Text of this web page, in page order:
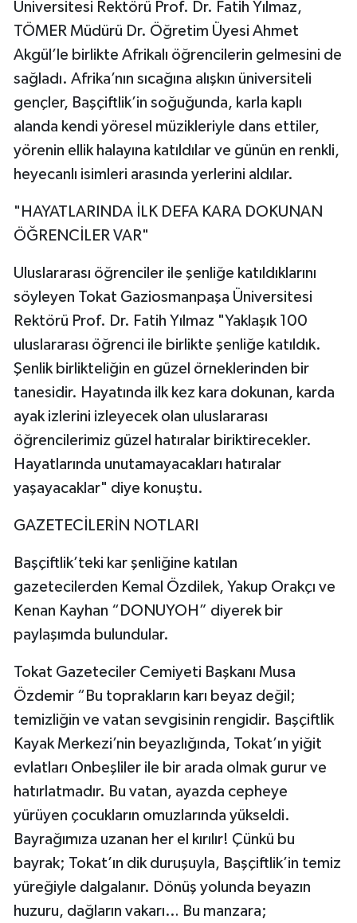
Üniversitesi Rektörü Prof. Dr. Fatih Yılmaz,
TÖMER Müdürü Dr. Öğretim Üyesi Ahmet
Akgül’le birlikte Afrikalı öğrencilerin gelmesini de
sağladı. Afrika’nın sıcağına alışkın üniversiteli
gençler, Başçiftlik’in soğuğunda, karla kaplı
alanda kendi yöresel müzikleriyle dans ettiler,
yörenin ellik halayına katıldılar ve günün en renkli,
heyecanlı isimleri arasında yerlerini aldılar.
"HAYATLARINDA İLK DEFA KARA DOKUNAN
ÖĞRENCİLER VAR"
Uluslararası öğrenciler ile şenliğe katıldıklarını
söyleyen Tokat Gaziosmanpaşa Üniversitesi
Rektörü Prof. Dr. Fatih Yılmaz "Yaklaşık 100
uluslararası öğrenci ile birlikte şenliğe katıldık.
Şenlik birlikteliğin en güzel örneklerinden bir
tanesidir. Hayatında ilk kez kara dokunan, karda
ayak izlerini izleyecek olan uluslararası
öğrencilerimiz güzel hatıralar biriktirecekler.
Hayatlarında unutamayacakları hatıralar
yaşayacaklar" diye konuştu.
GAZETECİLERİN NOTLARI
Başçiftlik’teki kar şenliğine katılan
gazetecilerden Kemal Özdilek, Yakup Orakçı ve
Kenan Kayhan “DONUYOH” diyerek bir
paylaşımda bulundular.
Tokat Gazeteciler Cemiyeti Başkanı Musa
Özdemir “Bu toprakların karı beyaz değil;
temizliğin ve vatan sevgisinin rengidir. Başçiftlik
Kayak Merkezi’nin beyazlığında, Tokat’ın yiğit
evlatları Onbeşliler ile bir arada olmak gurur ve
hatırlatmadır. Bu vatan, ayazda cepheye
yürüyen çocukların omuzlarında yükseldi.
Bayrağımıza uzanan her el kırılır! Çünkü bu
bayrak; Tokat’ın dik duruşuyla, Başçiftlik’in temiz
yüreğiyle dalgalanır. Dönüş yolunda beyazın
huzuru, dağların vakarı… Bu manzara;